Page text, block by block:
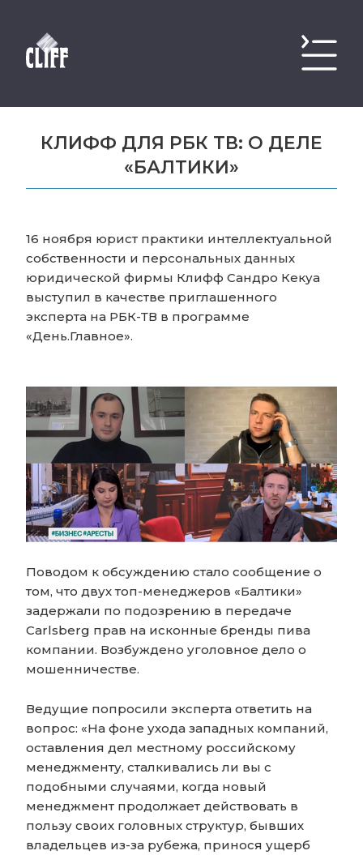
КЛИФФ ДЛЯ РБК ТВ: О ДЕЛЕ
«БАЛТИКИ»
16 ноября юрист практики интеллектуальной
собственности и персональных данных
юридической фирмы Клифф Сандро Кекуа
выступил в качестве приглашенного
эксперта на РБК-ТВ в программе
«День.Главное».
Поводом к обсуждению стало сообщение о
том, что двух топ-менеджеров «Балтики»
задержали по подозрению в передаче
Carlsberg прав на исконные бренды пива
компании. Возбуждено уголовное дело о
мошенничестве.
Ведущие попросили эксперта ответить на
вопрос: «На фоне ухода западных компаний,
оставления дел местному российскому
менеджменту, сталкивались ли вы с
подобными случаями, когда новый
менеджмент продолжает действовать в
пользу своих головных структур, бывших
владельцев из-за рубежа, принося ущерб